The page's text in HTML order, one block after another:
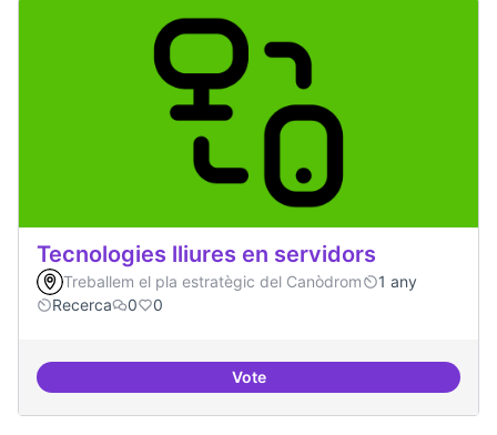
Tecnologies lliures en servidors
Treballem el pla estratègic del Canòdrom
1 any
Recerca
0 0
VoteTecnologies lliures en servidors